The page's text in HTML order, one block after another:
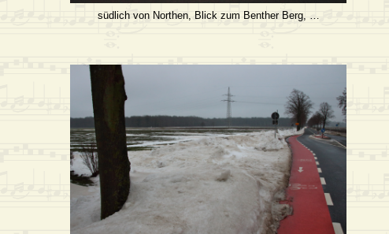
südlich von Northen, Blick zum Benther Berg, …